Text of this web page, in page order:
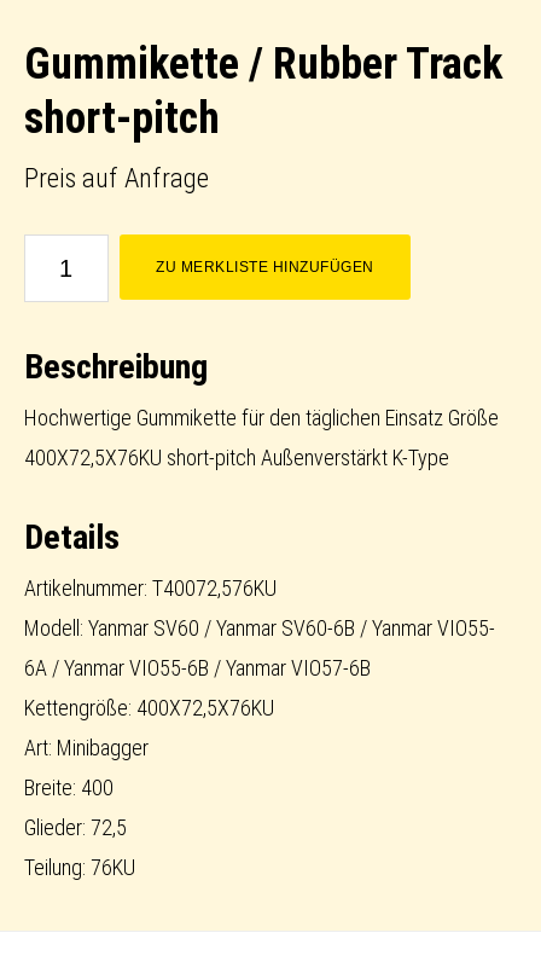
Gummikette / Rubber Track
short-pitch
Preis auf Anfrage
Gummikette
Track
short-
pitch
ZU MERKLISTE HINZUFÜGEN
Beschreibung
Hochwertige Gummikette für den täglichen Einsatz Größe
400X72,5X76KU short-pitch Außenverstärkt K-Type
Details
Artikelnummer: T40072,576KU
Modell: Yanmar SV60 / Yanmar SV60-6B / Yanmar VIO55-
6A / Yanmar VIO55-6B / Yanmar VIO57-6B
Kettengröße: 400X72,5X76KU
Art: Minibagger
Breite: 400
Glieder: 72,5
Teilung: 76KU